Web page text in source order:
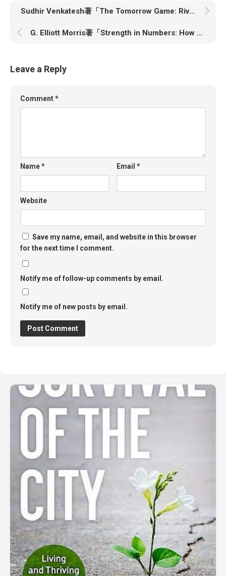
Sudhir Venkatesh著「The Tomorrow Game: Rival Teenagers, Their Race for a Gun, and a Community United to Save Them」
G. Elliott Morris著「Strength in Numbers: How Polls Work and Why We Need Them」
Leave a Reply
Comment*
Name* Email*
Website
Save my name, email, and website in this browser
for the next time I comment.
Notify me of follow-up comments by email.
Notify me of new posts by email.